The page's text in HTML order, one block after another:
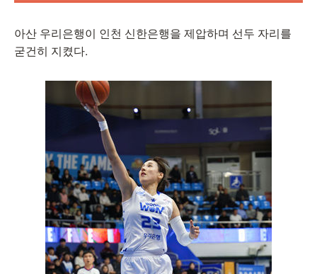
아산 우리은행이 인천 신한은행을 제압하며 선두 자리를
굳건히 지켰다.